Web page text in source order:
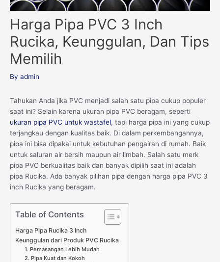
Harga Pipa PVC 3 Inch
Rucika, Keunggulan, Dan Tips
Memilih
By admin
Tahukan Anda jika PVC menjadi salah satu pipa cukup populer
saat ini? Selain karena ukuran pipa PVC beragam, seperti
ukuran pipa PVC untuk wastafel, tapi harga pipa ini yang cukup
terjangkau dengan kualitas baik. Di dalam perkembangannya,
pipa ini bisa dipakai untuk kebutuhan pengairan di rumah. Baik
untuk saluran air bersih maupun air limbah. Salah satu merk
pipa PVC berkualitas baik dan banyak dipilih saat ini adalah
pipa Rucika. Ada banyak pilihan pipa dengan harga pipa PVC 3
inch Rucika yang beragam.
Table of Contents
Harga Pipa Rucika 3 Inch
Keunggulan dari Produk PVC Rucika
1. Pemasangan Lebih Mudah
2. Pipa Kuat dan Kokoh